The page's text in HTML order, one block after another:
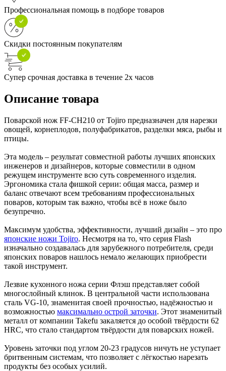
Профессиональная помощь в подборе товаров
Скидки постоянным покупателям
Супер срочная доставка в течение 2х часов
Описание товара
Поварской нож FF-CH210 от Tojiro предназначен для нарезки
овощей, корнеплодов, полуфабрикатов, разделки мяса, рыбы и
птицы.
Эта модель – результат совместной работы лучших японских
инженеров и дизайнеров, которые совместили в одном
режущем инструменте всю суть современного изделия.
Эргономика стала фишкой серии: общая масса, размер и
баланс отвечают всем требованиям профессиональных
поваров, которым так важно, чтобы всё в ноже было
безупречно.
Максимум удобства, эффективности, лучший дизайн – это про
японские ножи Tojiro. Несмотря на то, что серия Flash
изначально создавалась для зарубежного потребителя, среди
японских поваров нашлось немало желающих приобрести
такой инструмент.
Лезвие кухонного ножа серии Флэш представляет собой
многослойный клинок. В центральной части использована
сталь VG-10, знаменитая своей прочностью, надёжностью и
возможностью максимально острой заточки. Этот знаменитый
металл от компании Takefu закаляется до особой твёрдости 62
HRC, что стало стандартом твёрдости для поварских ножей.
Уровень заточки под углом 20-23 градусов ничуть не уступает
бритвенным системам, что позволяет с лёгкостью нарезать
продукты без особых усилий.